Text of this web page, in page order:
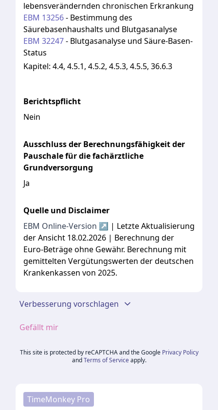
lebensverändernden chronischen Erkrankung
EBM 13256- Bestimmung des
Säurebasenhaushalts und Blutgasanalyse
EBM 32247- Blutgasanalyse und Säure-Basen-
Status
Kapitel: 4.4, 4.5.1, 4.5.2, 4.5.3, 4.5.5, 36.6.3
Berichtspflicht
Nein
Ausschluss der Berechnungsfähigkeit der
Pauschale für die fachärztliche
Grundversorgung
Ja
Quelle und Disclaimer
EBM Online-Version ↗ | Letzte Aktualisierung
der Ansicht 18.02.2026 | Berechnung der
Euro-Beträge ohne Gewähr. Berechnung mit
gemittelten Vergütungswerten der deutschen
Krankenkassen von 2025.
Verbesserung vorschlagen
Gefällt mir
This site is protected by reCAPTCHA and the Google Privacy Policy
and Terms of Service apply.
TimeMonkey Pro